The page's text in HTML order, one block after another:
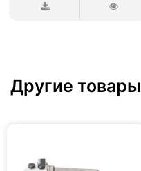
Другие товары